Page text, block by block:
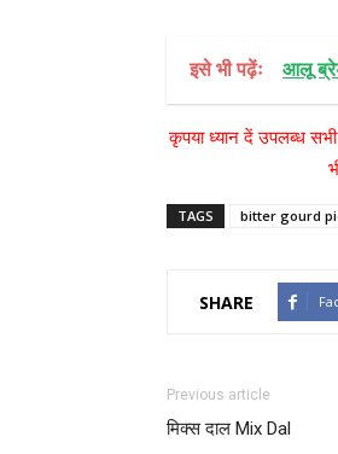
इसे भी पढ़ेंः आलू
कृपया ध्यान दें उपलब्ध
TAGS bitter gourd
SHARE
Previous article
मिक्स दाल Mix Dal